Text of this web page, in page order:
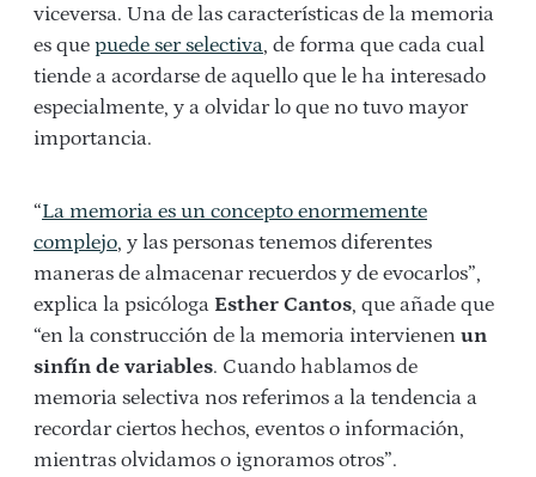
viceversa. Una de las características de la memoria
es que puede ser selectiva, de forma que cada cual
tiende a acordarse de aquello que le ha interesado
especialmente, y a olvidar lo que no tuvo mayor
importancia.
“La memoria es un concepto enormemente
complejo, y las personas tenemos diferentes
maneras de almacenar recuerdos y de evocarlos”,
explica la psicóloga Esther Cantos, que añade que
“en la construcción de la memoria intervienen un
sinfín de variables. Cuando hablamos de
memoria selectiva nos referimos a la tendencia a
recordar ciertos hechos, eventos o información,
mientras olvidamos o ignoramos otros”.